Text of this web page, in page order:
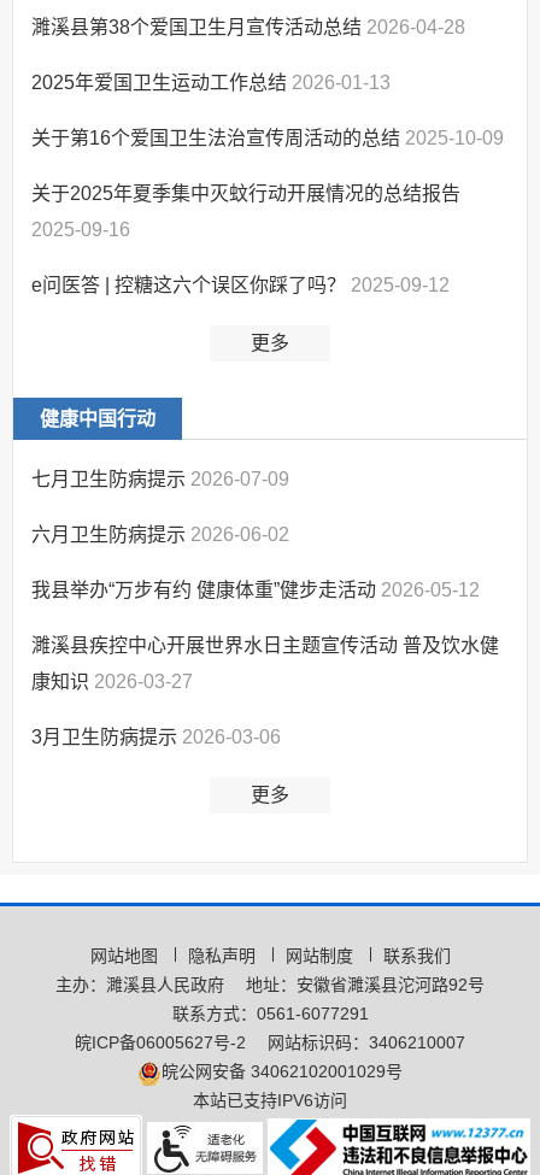
濉溪县第38个爱国卫生月宣传活动总结 2026-04-28
2025年爱国卫生运动工作总结 2026-01-13
关于第16个爱国卫生法治宣传周活动的总结 2025-10-09
关于2025年夏季集中灭蚊行动开展情况的总结报告
2025-09-16
e问医答 | 控糖这六个误区你踩了吗？ 2025-09-12
更多
健康中国行动
七月卫生防病提示 2026-07-09
六月卫生防病提示 2026-06-02
我县举办“万步有约 健康体重”健步走活动 2026-05-12
濉溪县疾控中心开展世界水日主题宣传活动 普及饮水健
康知识 2026-03-27
3月卫生防病提示 2026-03-06
更多
网站地图 隐私声明 网站制度
联系我们
主办：濉溪县人民政府
地址：安徽省濉溪县沱河路92号
联系方式：0561-6077291
皖ICP备06005627号-2
网站标识码：3406210007
皖公网安备 34062102001029号
本站已支持IPV6访问